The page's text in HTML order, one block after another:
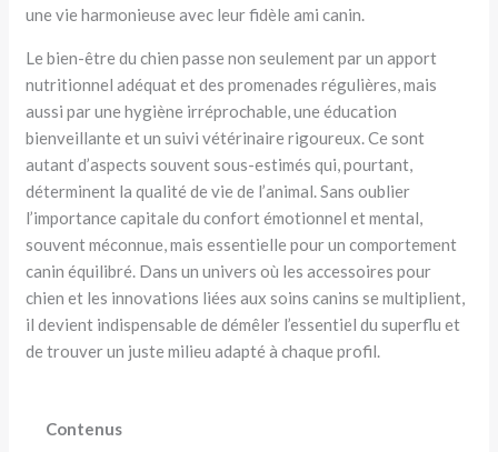
une vie harmonieuse avec leur fidèle ami canin.
Le bien-être du chien passe non seulement par un apport
nutritionnel adéquat et des promenades régulières, mais
aussi par une hygiène irréprochable, une éducation
bienveillante et un suivi vétérinaire rigoureux. Ce sont
autant d’aspects souvent sous-estimés qui, pourtant,
déterminent la qualité de vie de l’animal. Sans oublier
l’importance capitale du confort émotionnel et mental,
souvent méconnue, mais essentielle pour un comportement
canin équilibré. Dans un univers où les accessoires pour
chien et les innovations liées aux soins canins se multiplient,
il devient indispensable de démêler l’essentiel du superflu et
de trouver un juste milieu adapté à chaque profil.
Contenus